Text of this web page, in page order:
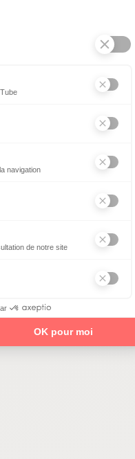
navigation
de notre site
OK pour moi